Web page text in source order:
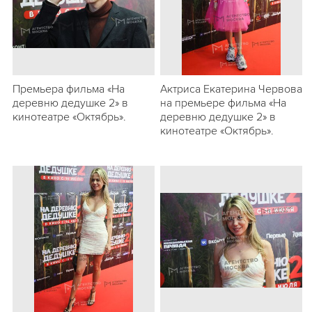
Премьера фильма «На
деревню дедушке 2» в
кинотеатре «Октябрь».
Актриса Екатерина Червова
на премьере фильма «На
деревню дедушке 2» в
кинотеатре «Октябрь».